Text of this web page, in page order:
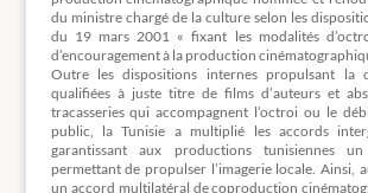
du ministre chargé de la culture selon les
du 19 mars 2001 « fixant les modalités
d’encouragement à la production
Outre les dispositions internes propulsant la
qualifiées à juste titre de films d’auteurs et
tracasseries qui accompagnent l’octroi ou le
public, la Tunisie a multiplié les accords
garantissant aux productions tunisiennes
permettant de propulser l’imagerie locale. Ainsi,
un accord multilatéral de coproduction